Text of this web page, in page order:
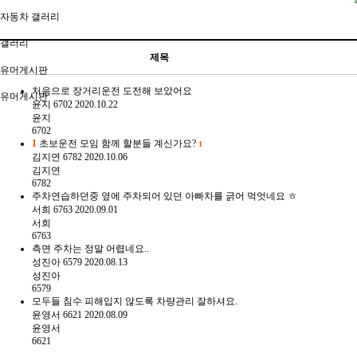
자동차 갤러리
갤러리
유머게시판
유머게시판
제목
처음으로 장거리운전 도전해 보았어요
윤지 6702 2020.10.22
윤지
6702
1 초보운전 모임 함께 할분들 계신가요? 1
김지연 6782 2020.10.06
김지연
6782
주차연습하던중 옆에 주차되어 있던 아빠차를 긁어 먹엇네요 ㅎ
서희 6763 2020.09.01
서희
6763
측면 주차는 정말 어렵네요..
성진아 6579 2020.08.13
성진아
6579
모두들 침수 피해입지 않도록 차량관리 잘하셔요.
윤영서 6621 2020.08.09
윤영서
6621